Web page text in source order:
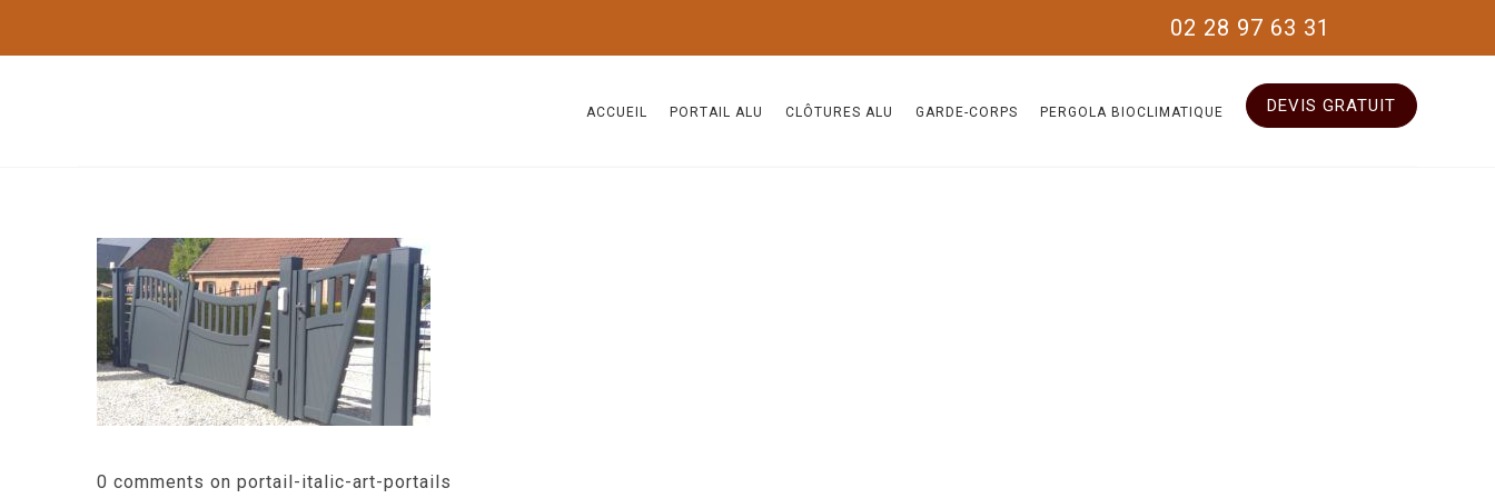
02 28 97 63 31
DEVIS GRATUIT
ACCUEIL PORTAIL ALU CLÔTURES ALU GARDE-CORPS PERGOLA BIOCLIMATIQUE
0 comments on portail-italic-art-portails